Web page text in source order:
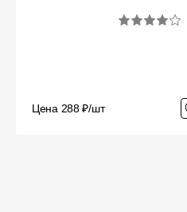
Кровельная вентиляция
системы
Цена 288 ₽/шт